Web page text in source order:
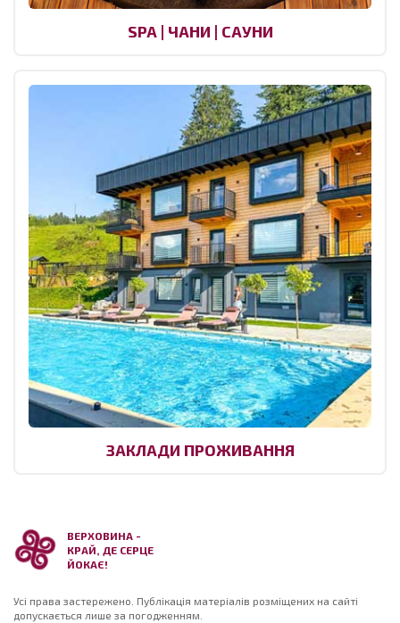
SPA | ЧАНИ | САУНИ
ЗАКЛАДИ ПРОЖИВАННЯ
ВЕРХОВИНА -
КРАЙ, ДЕ СЕРЦЕ
ЙОКАЄ!
Усі права застережено. Публікація матеріалів розміщених на сайті
допускається лише за погодженням.